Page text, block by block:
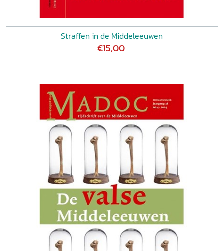
Straffen in de Middeleeuwen
€15,00